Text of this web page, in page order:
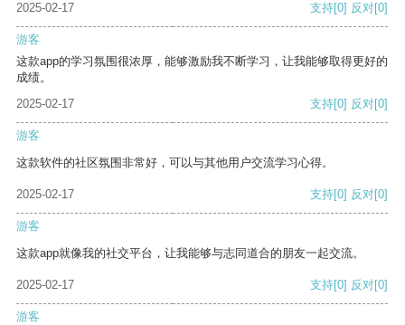
2025-02-17 支持[0] 反对[0]
游客
这款app的学习氛围很浓厚，能够激励我不断学习，让我能够取得更好的
成绩。
2025-02-17
支持[0] 反对[0]
游客
这款软件的社区氛围非常好，可以与其他用户交流学习心得。
2025-02-17 支持[0] 反对[0]
游客
这款app就像我的社交平台，让我能够与志同道合的朋友一起交流。
2025-02-17 支持[0] 反对[0]
游客